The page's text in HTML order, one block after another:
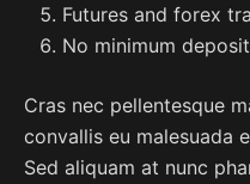
Futures and forex
No minimum
Cras nec pellentesque
convallis eu malesuada
Sed aliquam at nunc